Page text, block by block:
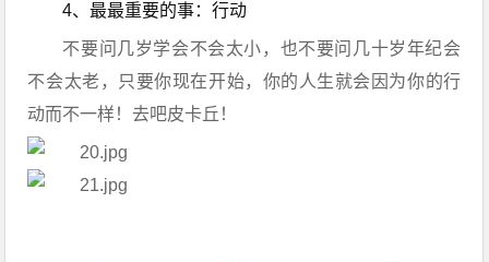
4、最最重要的事：行动
不要问几岁学会不会太小，也不要问几十岁年纪会
不会太老，只要你现在开始，你的人生就会因为你的行
动而不一样！去吧皮卡丘！